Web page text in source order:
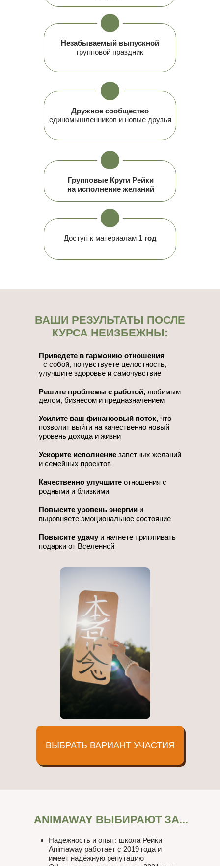
Дружное сообщество
единомышленников и новые друзья
Групповые Круги Рейки
на исполнение желаний
Незабываемый выпускной
групповой праздник
Доступ к материалам 1 год
ВАШИ РЕЗУЛЬТАТЫ ПОСЛЕ
КУРСА НЕИЗБЕЖНЫ:
Приведете в гармонию отношения
с собой, почувствуете целостность,
улучшите здоровье и самочувствие
Качественно улучшите отношения с
родными и близкими
Решите проблемы с работой, любимым
делом, бизнесом и предназначением
Усилите ваш финансовый поток, что
позволит выйти на качественно новый
уровень дохода и жизни
Повысите уровень энергии и
выровняете эмоциональное состояние
Ускорите исполнение заветных желаний
и семейных проектов
Повысите удачу и начнете притягивать
подарки от Вселенной
ВЫБРАТЬ ВАРИАНТ УЧАСТИЯ
ANIMAWAY ВЫБИРАЮТ ЗА...
Надежность и опыт: школа Рейки
Animaway работает с 2019 года и
имеет надёжную репутацию